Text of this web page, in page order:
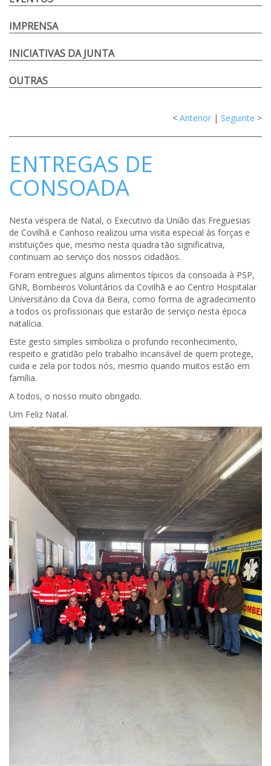
IMPRENSA
INICIATIVAS DA JUNTA
OUTRAS
< Anterior | Seguinte >
ENTREGAS DE
CONSOADA
Nesta véspera de Natal, o Executivo da União das Freguesias
de Covilhã e Canhoso realizou uma visita especial às forças e
instituições que, mesmo nesta quadra tão significativa,
continuam ao serviço dos nossos cidadãos.
Foram entregues alguns alimentos típicos da consoada à PSP,
GNR, Bombeiros Voluntários da Covilhã e ao Centro Hospitalar
Universitário da Cova da Beira, como forma de agradecimento
a todos os profissionais que estarão de serviço nesta época
natalícia.
Este gesto simples simboliza o profundo reconhecimento,
respeito e gratidão pelo trabalho incansável de quem protege,
cuida e zela por todos nós, mesmo quando muitos estão em
família.
A todos, o nosso muito obrigado.
Um Feliz Natal.